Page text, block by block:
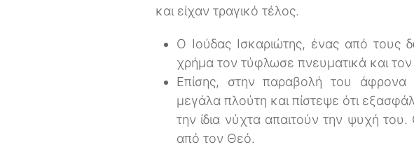
και είχαν τραγικό τέλος.
Ο Ιούδας Ισκαριώτης, ένας από τους
χρήμα τον τύφλωσε πνευματικά και
Επίσης, στην παραβολή του
μεγάλα πλούτη και πίστεψε ότι
την ίδια νύχτα απαιτούν την ψυχή
από τον Θεό.